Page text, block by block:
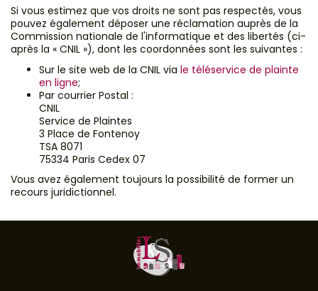
Si vous estimez que vos droits ne sont pas respectés, vous
pouvez également déposer une réclamation auprès de la
Commission nationale de l'informatique et des libertés (ci-
après la « CNIL »), dont les coordonnées sont les suivantes :
Sur le site web de la CNIL via le téléservice de plainte
en ligne;
Par courrier Postal :
CNIL
Service de Plaintes
3 Place de Fontenoy
TSA 8071
75334 Paris Cedex 07
Vous avez également toujours la possibilité de former un
recours juridictionnel.